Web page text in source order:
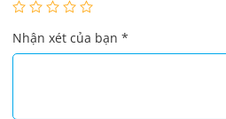
Nhận xét của bạn *